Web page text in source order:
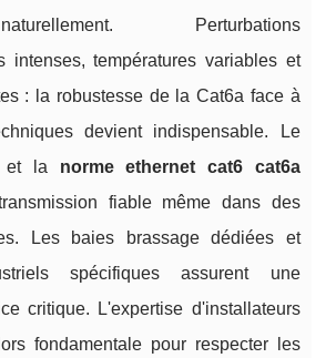
Perturbations
intenses, températures variables et
: la robustesse de la Cat6a face à
devient indispensable. Le
et la norme ethernet cat6 cat6a
fiable même dans des
Les baies brassage dédiées et
spécifiques assurent une
critique. L'expertise d'installateurs
fondamentale pour respecter les